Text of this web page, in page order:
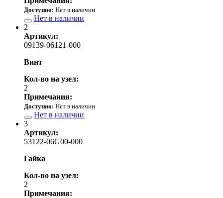
Доступно: Нет в наличии
Нет в наличии
2
Артикул:
09139-06121-000
Винт
Кол-во на узел:
2
Примечания:
Доступно: Нет в наличии
Нет в наличии
3
Артикул:
53122-06G00-000
Гайка
Кол-во на узел:
2
Примечания: